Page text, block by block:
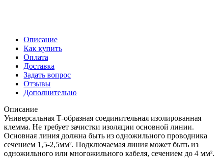
Описание
Как купить
Оплата
Доставка
Задать вопрос
Отзывы
Дополнительно
Описание
Универсальная Т-образная соединительная изолированная
клемма. Не требует зачистки изоляции основной линии.
Основная линия должна быть из одножильного проводника
сечением 1,5-2,5мм². Подключаемая линия может быть из
одножильного или многожильного кабеля, сечением до 4 мм².